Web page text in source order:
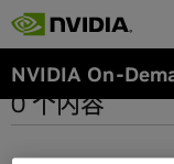
NVIDIA On-
0 个内容